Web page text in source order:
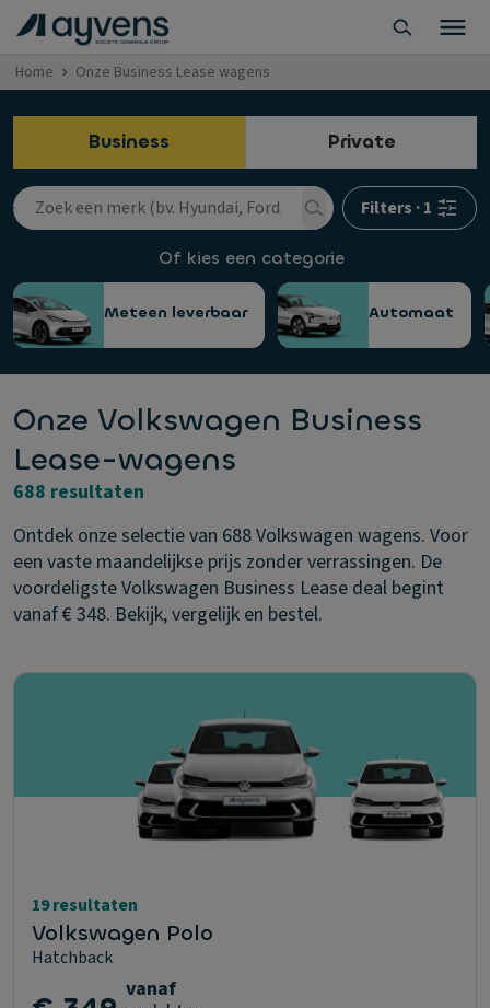
Home Onze Business Lease wagens
Business Private
Filters ·1
Of kies een categorie
Meteen leverbaar Automaat
Onze Volkswagen Business
Lease-wagens
688 resultaten
Ontdek onze selectie van 688 Volkswagen wagens. Voor
een vaste maandelijkse prijs zonder verrassingen. De
voordeligste Volkswagen Business Lease deal begint
vanaf € 348. Bekijk, vergelijk en bestel.
19 resultaten
Volkswagen Polo
Hatchback
vanaf